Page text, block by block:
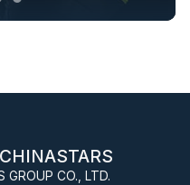
GROUP CO., LTD.